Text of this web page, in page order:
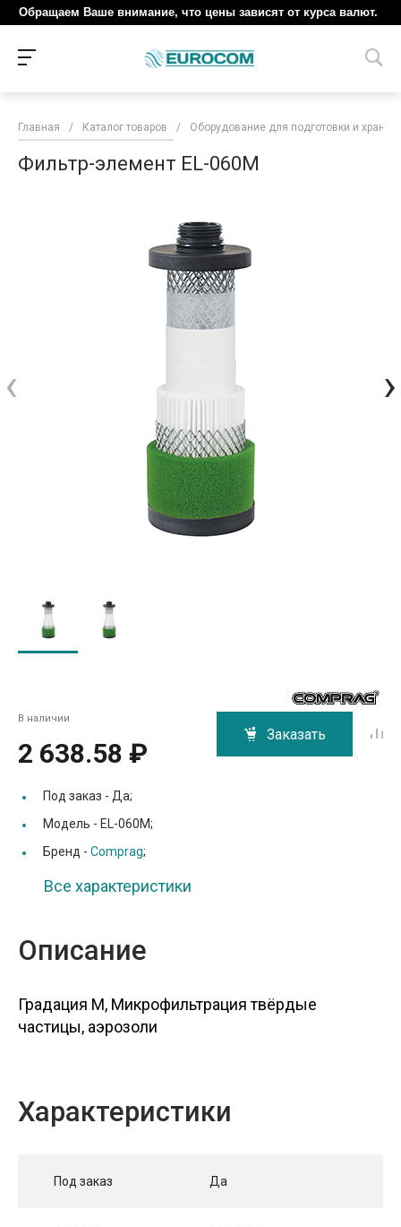
Обращаем Ваше внимание, что цены зависят от курса валют.
Главная / Каталог товаров / Оборудование для подготовки и
Фильтр-элемент EL-060M
‹ ›
В наличии
2 638.58 ₽
Заказать
Под заказ - Да;
Модель - EL-060M;
Бренд - Comprag;
Все характеристики
Описание
Градация M, Микрофильтрация твёрдые
частицы, аэрозоли
Характеристики
Под заказ Да